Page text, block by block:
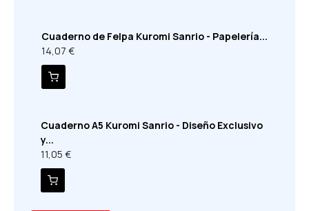
Cuaderno de Felpa Kuromi Sanrio - Papelería...
14,07 €
Cuaderno A5 Kuromi Sanrio - Diseño Exclusivo
y...
11,05 €